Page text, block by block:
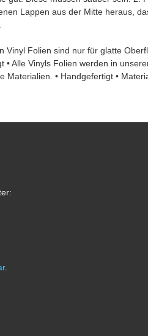
Lappen aus der Mitte heraus,
Vinyl Folien sind nur für glatte
• Alle Vinyls Folien werden in
Materialien. • Handgefertigt •
.